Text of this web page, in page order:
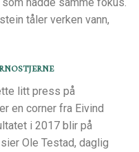
tåler verken vann,
litt press på
en corner fra Eivind
i 2017 blir på
Ole Testad, daglig